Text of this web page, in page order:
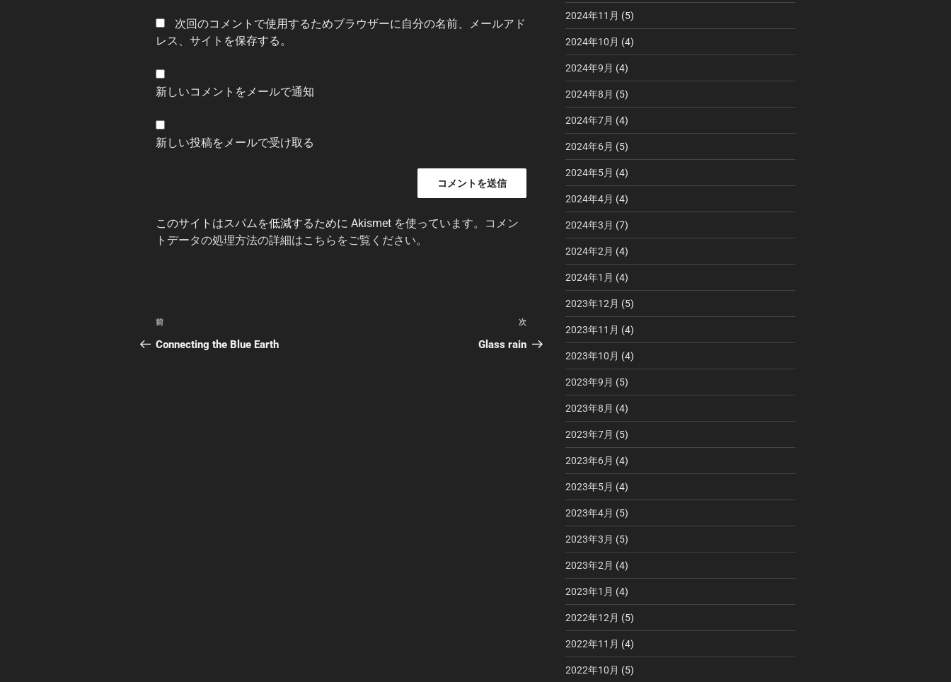
次回のコメントで使用するためブラウザーに自分の名前、メールアド
レス、サイトを保存する。
新しいコメントをメールで通知
新しい投稿をメールで受け取る
このサイトはスパムを低減するために Akismet を使っています。
コメン
トデータの処理方法の詳細はこちらをご覧ください。
投
稿
前
の
前
Connecting the Blue Earth
次
の
次
Glass rain
2024年11月 (5)
2024年10月 (4)
2024年9月 (4)
2024年8月 (5)
2024年7月 (4)
2024年6月 (5)
2024年5月 (4)
2024年4月 (4)
2024年3月 (7)
2024年2月 (4)
2024年1月 (4)
2023年12月 (5)
2023年11月 (4)
2023年10月 (4)
2023年9月 (5)
2023年8月 (4)
2023年7月 (5)
2023年6月 (4)
2023年5月 (4)
2023年4月 (5)
2023年3月 (5)
2023年2月 (4)
2023年1月 (4)
2022年12月 (5)
2022年11月 (4)
2022年10月 (5)